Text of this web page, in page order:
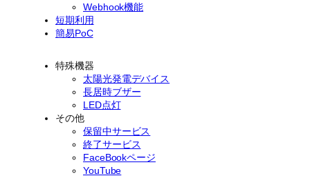
Webhook機能
短期利用
簡易PoC
特殊機器
太陽光発電デバイス
長居時ブザー
LED点灯
その他
保留中サービス
終了サービス
FaceBookページ
YouTube